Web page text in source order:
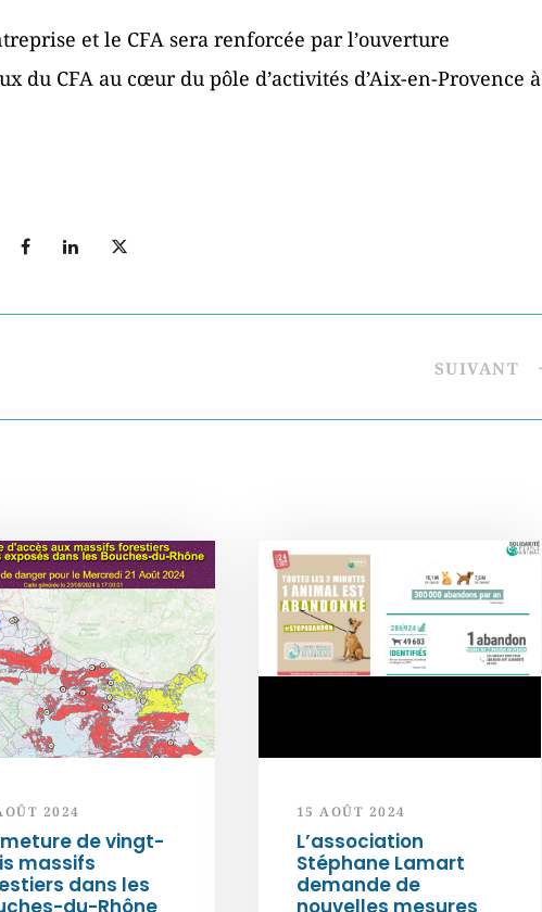
et le CFA sera renforcée par l’ouverture
du CFA au cœur du pôle d’activités d’Aix-en-Provence à
SUIVANT
2024
de vingt-
massifs
dans les
du-Rhône
15 AOÛT 2024
L’association
Stéphane Lamart
demande de
nouvelles mesures